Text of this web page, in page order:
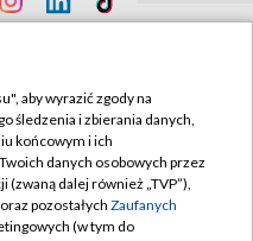
aby wyrazić zgody na
śledzenia i zbierania danych,
końcowym i ich
danych osobowych przez
(zwaną dalej również „TVP”),
oraz pozostałych Zaufanych
(w tym do